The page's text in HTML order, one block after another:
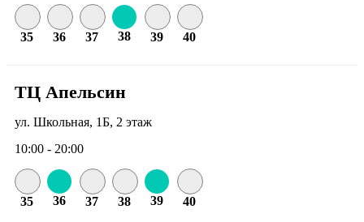
35 36 37 38 39 40
ТЦ Апельсин
ул. Школьная, 1Б, 2 этаж
10:00 - 20:00
35 36 37 38 39 40